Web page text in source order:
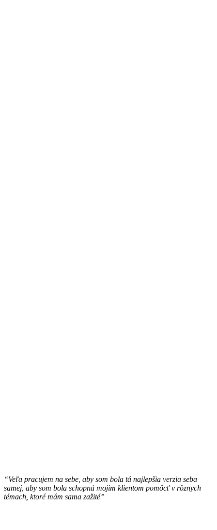
“Veľa pracujem na sebe, aby som bola tá najlepšia verzia seba
samej, aby som bola schopná mojim klientom pomôcť v rôznych
témach, ktoré mám sama zažité”